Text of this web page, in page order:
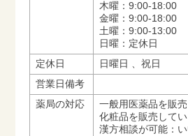
木曜：9:00-18:00
金曜：9:00-18:00
土曜：9:00-13:00
日曜：定休日
定休日
日曜日 、祝日
営業日備考
薬局の対応
一般用医薬品を販
化粧品を販売してい
漢方相談が可能：い